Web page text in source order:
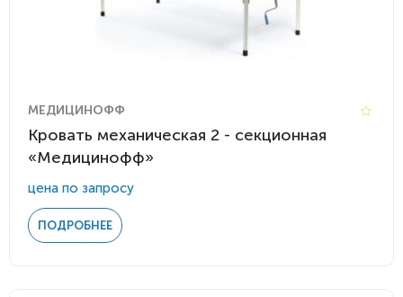
МЕДИЦИНОФФ
Кровать механическая 2 - секционная
«Медицинофф»
цена по запросу
ПОДРОБНЕЕ